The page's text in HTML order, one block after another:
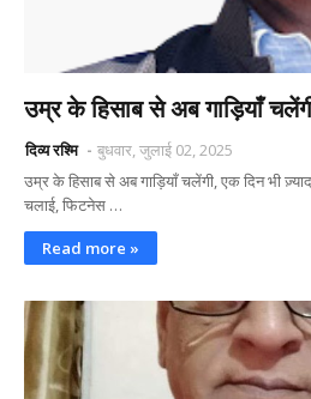
उम्र के हिसाब से अब गाड़ियाँ
दिव्य रश्मि
बुधवार, जुलाई 02, 2025
उम्र के हिसाब से अब गाड़ियाँ चलेंगी, एक दिन भी
चलाई, फिटनेस …
Read more »